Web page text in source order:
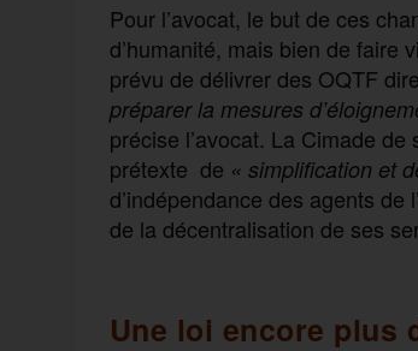
Pour l’avocat, le but de ces
d’humanité, mais bien de faire
prévu de délivrer des OQTF
préparer la mesures
précise l’avocat. La Cimade
prétexte de « simplification et
d’indépendance des agents de
de la décentralisation de ses
Une loi encore plus